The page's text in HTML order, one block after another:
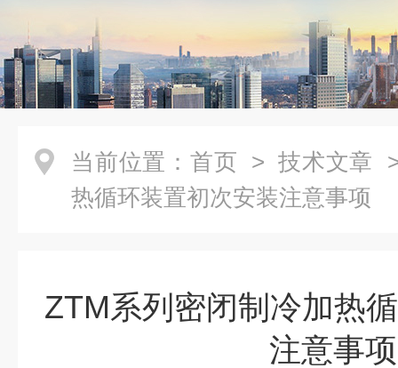
当前位置： 首页 > 技术文章
热循环装置初次安装注意事项
ZTM系列密闭制冷加热
注意事项